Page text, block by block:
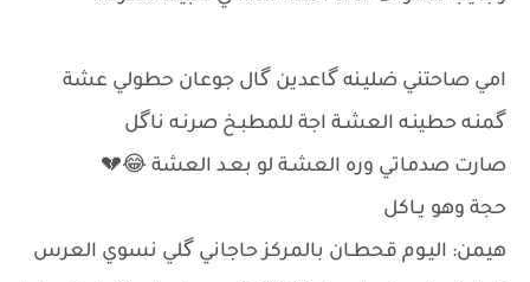
امي صاحتني ضليـنه گاعدين گال جوعان حطولي عشة
گمنـه حطينـه العشـة اجة للمطبـخ صرنـه ناگل
صارت صدماتي وره العشـة لو بعـد العشة 😂💔
حجة وهو يـاكل
هيمن: اليـوم قحطـان بالمركز حاجاني گلي نسوي العرس